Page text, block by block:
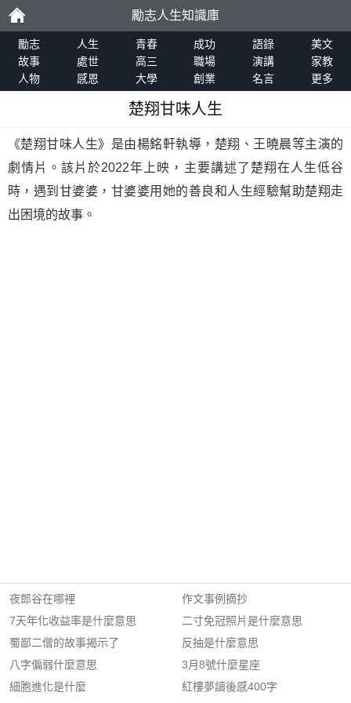
勵
志
勵志人生知識庫
勵志 人生 青春 成功 語錄
美文
故事
處世 高三 職場 演講
家教
人物
感恩 大學 創業 名言 更多
楚翔甘味人生
《楚翔甘味人生》是由楊銘軒執導，楚翔、王曉晨等主演的
劇情片。該片於2022年上映，主要講述了楚翔在人生低谷
時，遇到甘婆婆，甘婆婆用她的善良和人生經驗幫助楚翔走
出困境的故事。
夜郎谷在哪裡
7天年化收益率是什麼意思
蜀鄙二僧的故事揭示了
八字偏弱什麼意思
細胞進化是什麼
作文事例摘抄
二寸免冠照片是什麼意思
反抽是什麼意思
3月8號什麼星座
紅樓夢讀後感400字